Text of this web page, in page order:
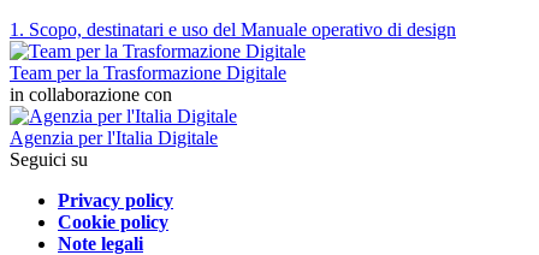
1. Scopo, destinatari e uso del Manuale operativo di design
Team per la Trasformazione Digitale
in collaborazione con
Agenzia per l'Italia Digitale
Seguici su
Privacy policy
Cookie policy
Note legali